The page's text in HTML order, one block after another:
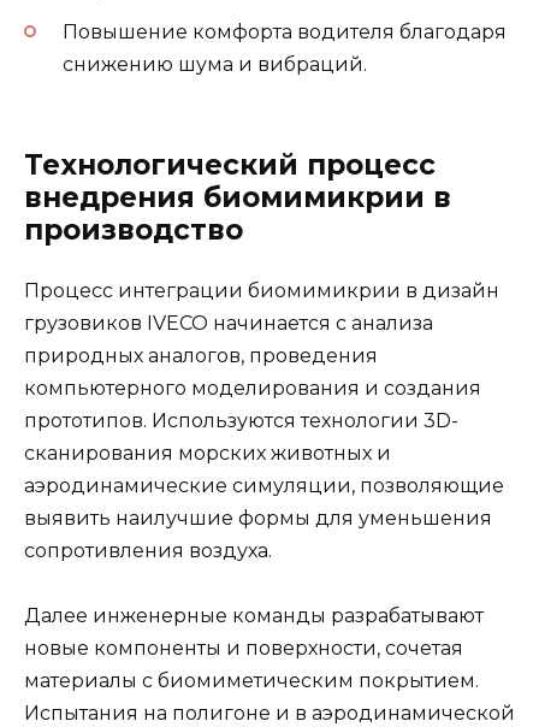
Повышение комфорта водителя благодаря
снижению шума и вибраций.
Технологический процесс
внедрения биомимикрии в
производство
Процесс интеграции биомимикрии в дизайн
грузовиков IVECO начинается с анализа
природных аналогов, проведения
компьютерного моделирования и создания
прототипов. Используются технологии 3D-
сканирования морских животных и
аэродинамические симуляции, позволяющие
выявить наилучшие формы для уменьшения
сопротивления воздуха.
Далее инженерные команды разрабатывают
новые компоненты и поверхности, сочетая
материалы с биомиметическим покрытием.
Испытания на полигоне и в аэродинамической